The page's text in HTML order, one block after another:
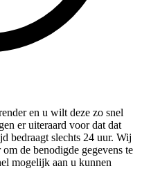
en u wilt deze zo snel
er uiteraard voor dat dat
bedraagt slechts 24 uur. Wij
de benodigde gegevens te
mogelijk aan u kunnen